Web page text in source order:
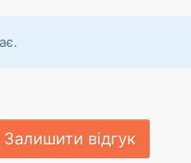
Залишити відгук